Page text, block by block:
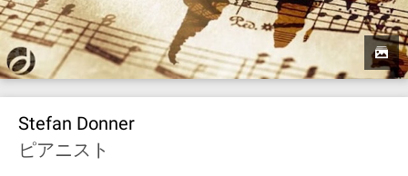
Stefan Donner
ピアニスト